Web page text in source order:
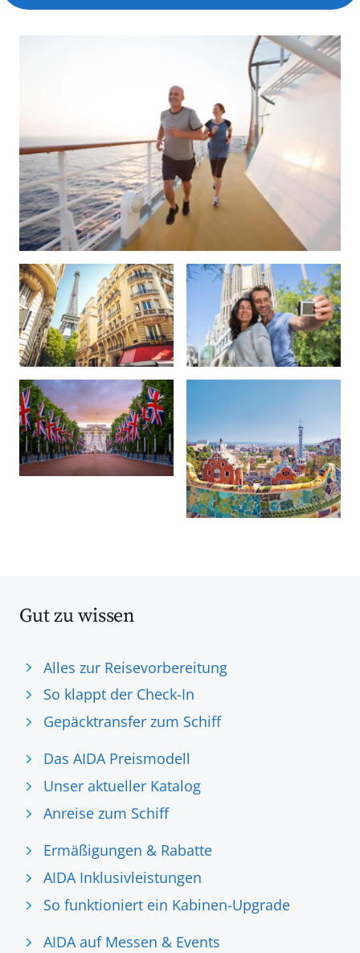
Gut zu wissen
Alles zur Reisevorbereitung
So klappt der Check-In
Gepäcktransfer zum Schiff
Das AIDA Preismodell
Unser aktueller Katalog
Anreise zum Schiff
Ermäßigungen & Rabatte
AIDA Inklusivleistungen
So funktioniert ein Kabinen-Upgrade
AIDA auf Messen & Events